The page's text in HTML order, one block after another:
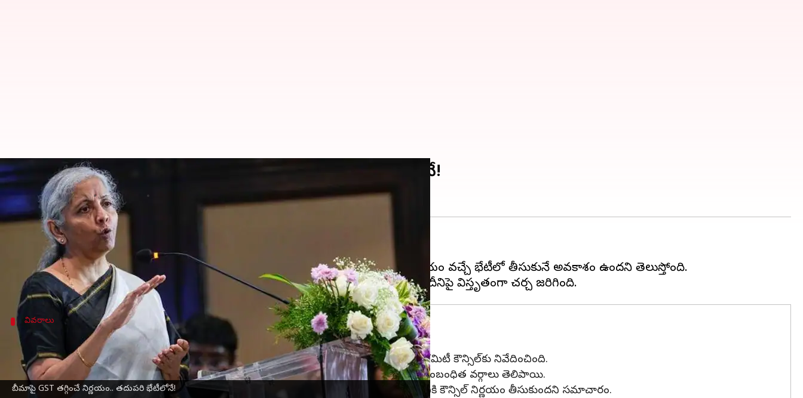
బీమాపై GST తగ్గించే నిర్ణయం.. తదుపరి భేటీలోనే!
GST council: బీమాపై GST తగ్గించే నిర్ణయం.. తదుపరి భేటీలోనే!
వ్రాసిన వారు Sirish Praharaju Sep 09, 2024
ఈ వార్తాకథనం ఏంటి
జీవిత, ఆరోగ్య బీమా పై జీఎస్టీ తగ్గింపు పై నిర్ణయం
లో వాయిదా పడింది.
ప్రస్తుతం ఉన్న 18 శాతం జీఎస్టీని తగ్గించేందుకు కౌన్సిల్‌లో ఏకాభిప్రాయం ఏర్పడినప్పటికీ, నిర్ణయం వచ్చే భేటీలో తీసుకునే అవకాశం ఉందని తెలుస్తోంది.
కేంద్ర ఆర్థిక మంత్రినిర్మలా సీతారామన్
వివరాలు
ఆధ్యాత్మిక ప్రదేశాల్లో హెలికాప్టర్‌ సేవలపై జీఎస్టీ తగ్గింపు
జీవిత, ఆరోగ్య, రీ ఇన్సూరెన్స్‌ ప్రీమియంలపై జీఎస్టీ తగ్గింపుకు సంబంధించిన లాభనష్టాలను ఫిట్‌మెంట్‌ కమిటీ కౌన్సిల్‌కు నివేదించింది.
ఏకాభిప్రాయం ఏర్పడినప్పటికీ, తదుపరి సమావేశంలో దీనిపై నిర్ణయం తీసుకునే అవకాశం ఉందని సంబంధిత వర్గాలు తెలిపాయి.
అదేవిధంగా, ఆధ్యాత్మిక ప్రదేశాల్లో హెలికాప్టర్‌ సేవలపై జీఎస్టీని 18 శాతం నుండి 5 శాతానికి తగ్గించడానికి కౌన్సిల్‌ నిర్ణయం తీసుకుందని సమాచారం.